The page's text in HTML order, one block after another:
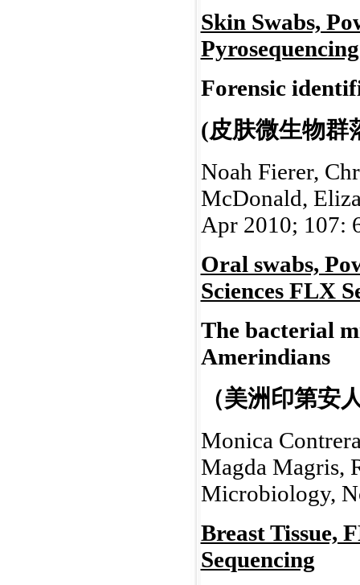
Skin Swabs,
Pyrosequencing
Forensic
(皮肤微生物群
Noah Fierer,
McDonald,
Apr 2010; 107:
Oral swabs,
Sciences FLX
The bacterial
Amerindians
（美洲印第安
Monica
Magda Magris,
Microbiology,
Breast Tissue,
Sequencing